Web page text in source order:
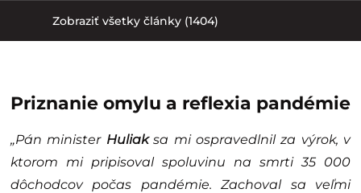
Zobraziť všetky články (1404)
Priznanie omylu a reflexia pandémie
„Pán minister Huliaksa mi ospravedlnil za výrok, v
ktorom mi pripisoval spoluvinu na smrti 35 000
dôchodcov počas pandémie. Zachoval sa veľmi